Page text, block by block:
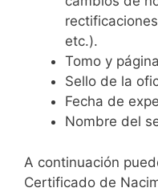
etc.).
Tomo y
Sello de la
Fecha de
Nombre del
A continuación
Certificado de